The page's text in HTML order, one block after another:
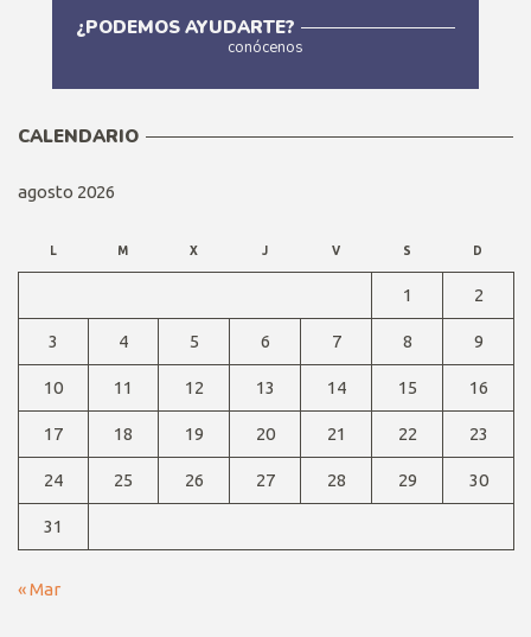
¿PODEMOS AYUDARTE?
conócenos
CALENDARIO
agosto 2026
L M X J V S D
1 2
3 4 5 6 7 8 9
10 11 12 13 14 15 16
17 18 19 20 21 22 23
24 25 26 27 28 29 30
31
« Mar